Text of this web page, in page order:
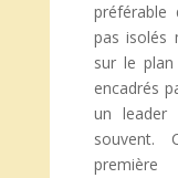
pas isolés
sur le
encadrés
un leader
souvent.